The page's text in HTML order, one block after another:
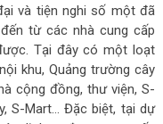
và tiện nghi số một đã
từ các nhà cung cấp
Tại đây có một loạt
khu, Quảng trường cây
cộng đồng, thư viện, S-
S-Mart… Đặc biệt, tại dự